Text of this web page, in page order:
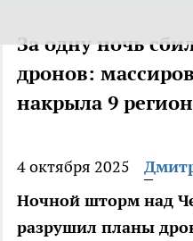
За одну ночь
дронов:
накрыла 9
4 октября 2025
Ночной шторм над
разрушил планы